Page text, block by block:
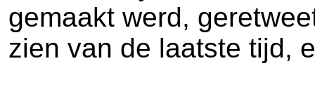
gemaakt werd,
zien van de laatste tijd,